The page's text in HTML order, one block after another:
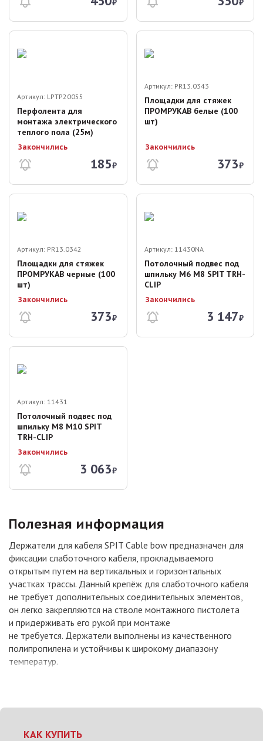
Артикул: LPTP20055
Перфолента для
монтажа электрического
теплого пола (25м)
Закончились
185₽
Артикул: PR13.0343
Площадки для стяжек
ПРОМРУКАВ белые (100
шт)
Закончились
373₽
Артикул: PR13.0342
Площадки для стяжек
ПРОМРУКАВ черные (100
шт)
Закончились
373₽
Артикул: 11430NA
Потолочный подвес под
шпильку М6 М8 SPIT TRH-
CLIP
Закончились
3 147₽
Артикул: 11431
Потолочный подвес под
шпильку М8 М10 SPIT
TRH-CLIP
Закончились
3 063₽
Полезная информация
Держатели для кабеля SPIT Cable bow предназначен для
фиксации слаботочного кабеля, прокладываемого
открытым путем на вертикальных и горизонтальных
участках трассы. Данный крепёж для слаботочного кабеля
не требует дополнительных соединительных элементов,
он легко закрепляются на стволе монтажного пистолета
и придерживать его рукой при монтаже
не требуется. Держатели выполнены из качественного
полипропилена и устойчивы к широкому диапазону
температур.
КАК КУПИТЬ